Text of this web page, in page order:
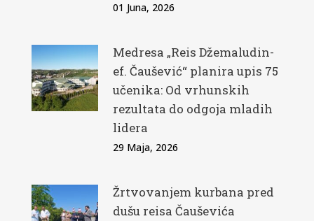
01 Juna, 2026
Medresa „Reis Džemaludin-
ef. Čaušević“ planira upis 75
učenika: Od vrhunskih
rezultata do odgoja mladih
lidera
29 Maja, 2026
Žrtvovanjem kurbana pred
dušu reisa Čauševića